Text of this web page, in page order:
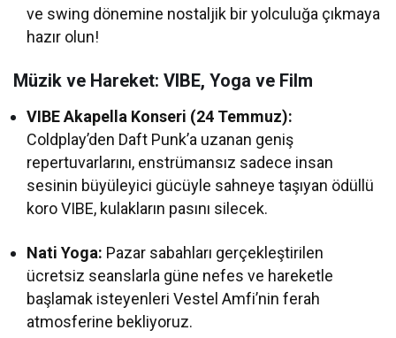
ve swing dönemine nostaljik bir yolculuğa çıkmaya
hazır olun!
Müzik ve Hareket: VIBE, Yoga ve Film
VIBE Akapella Konseri (24 Temmuz):
Coldplay’den Daft Punk’a uzanan geniş
repertuvarlarını, enstrümansız sadece insan
sesinin büyüleyici gücüyle sahneye taşıyan ödüllü
koro VIBE, kulakların pasını silecek.
Nati Yoga: Pazar sabahları gerçekleştirilen
ücretsiz seanslarla güne nefes ve hareketle
başlamak isteyenleri Vestel Amfi’nin ferah
atmosferine bekliyoruz.